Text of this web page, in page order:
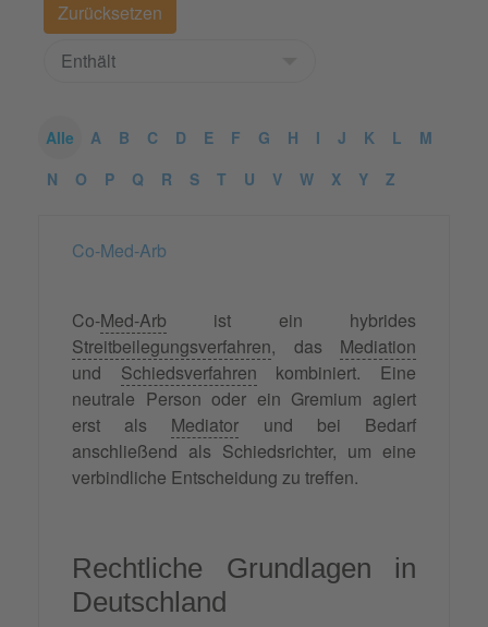
Alle A B C D E F G H I J K L
M
N
O P Q R S T U V W X Y Z
Co-Med-Arb
Co-Med-Arb ist ein hybrides
Streitbeilegungsverfahren, das Mediation
und Schiedsverfahren kombiniert. Eine
neutrale Person oder ein Gremium agiert
erst als Mediator und bei Bedarf
anschließend als Schiedsrichter, um eine
verbindliche Entscheidung zu treffen.
Rechtliche Grundlagen in
Deutschland